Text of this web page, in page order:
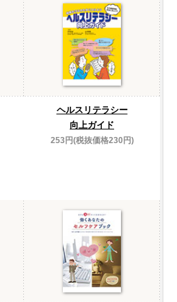
ヘルスリテラシー
向上ガイド
253円(税抜価格230円)